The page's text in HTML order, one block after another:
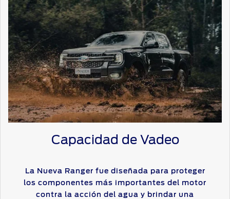
Capacidad de Vadeo
La Nueva Ranger fue diseñada para proteger
los componentes más importantes del motor
contra la acción del agua y brindar una